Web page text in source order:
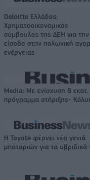
Deloitte Ελλάδος:
Χρηματοοικονομικός
σύμβουλος της ΔΕΗ για την
είσοδο στην πολωνική
ενέργειας
Media: Με ενίσχυση 8 εκατ.
πρόγραμμα στήριξης-
Η Toyota φέρνει νέα γενιά
μπαταριών για τα υβριδικά